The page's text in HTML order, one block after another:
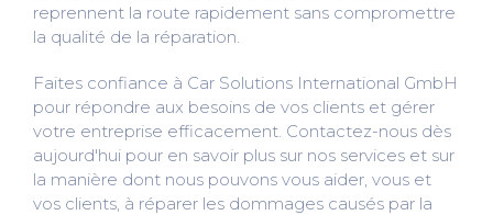
reprennent la route rapidement sans compromettre
la qualité de la réparation.
Faites confiance à Car Solutions International GmbH
pour répondre aux besoins de vos clients et gérer
votre entreprise efficacement. Contactez-nous dès
aujourd'hui pour en savoir plus sur nos services et sur
la manière dont nous pouvons vous aider, vous et
vos clients, à réparer les dommages causés par la